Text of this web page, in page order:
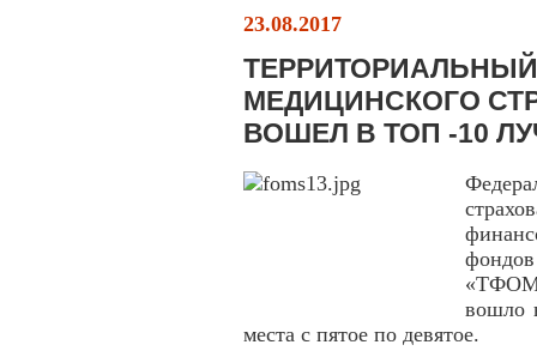
23.08.2017
МЕДИЦИНСКОГО
ВОШЕЛ В ТОП -10
вошло
места с пятое по девятое.